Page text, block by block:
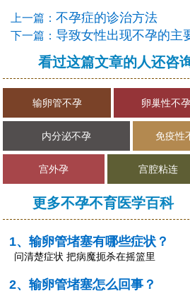
上一篇：不孕症的诊治方法
下一篇：导致女性出现不孕的主
看过这篇文章的人还咨
输卵管不孕 卵巢性不孕
内分泌不孕 免疫性
宫外孕 宫腔粘连
更多不孕不育医学百科
1、输卵管堵塞有哪些症状？
问清楚症状 把病魔扼杀在摇篮里
2、输卵管堵塞怎么回事？